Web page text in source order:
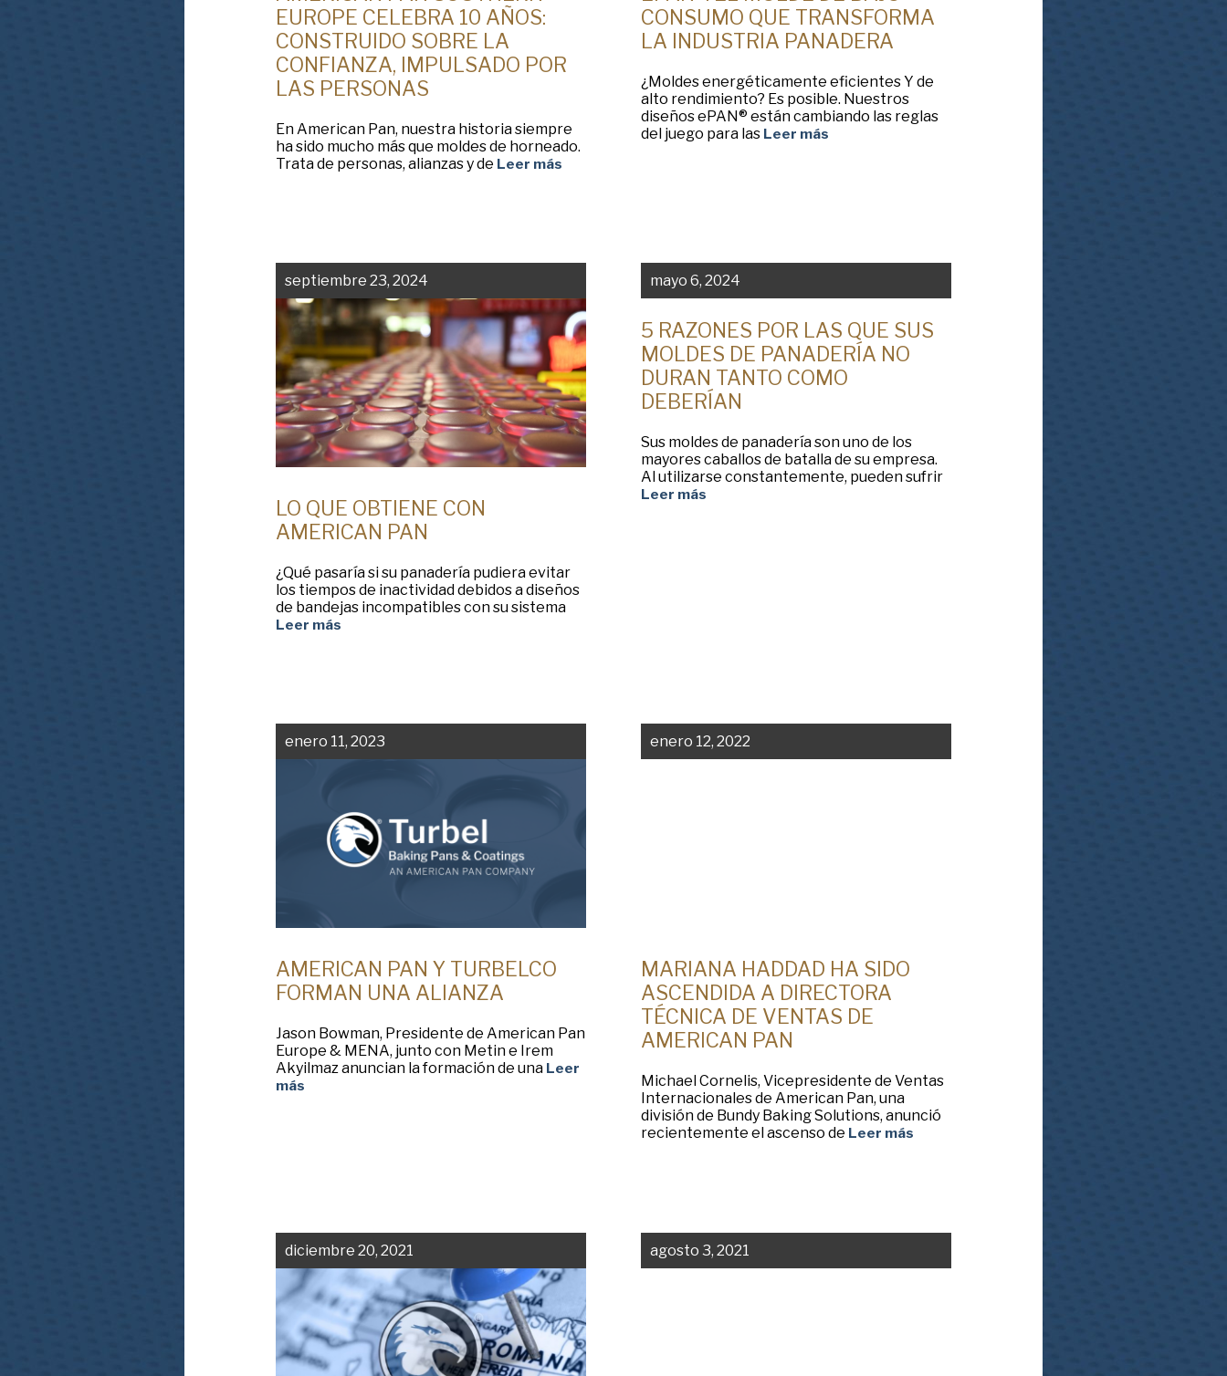
EUROPE CELEBRA 10 AÑOS:
CONSTRUIDO SOBRE LA
CONFIANZA, IMPULSADO POR
LAS PERSONAS
En American Pan, nuestra historia siempre
ha sido mucho más que moldes de horneado.
Trata de personas, alianzas y de Leer más
CONSUMO QUE TRANSFORMA
LA INDUSTRIA PANADERA
¿Moldes energéticamente eficientes Y de
alto rendimiento? Es posible. Nuestros
diseños ePAN® están cambiando las reglas
del juego para las Leer más
septiembre 23, 2024
LO QUE OBTIENE CON
AMERICAN PAN
¿Qué pasaría si su panadería pudiera evitar
los tiempos de inactividad debidos a diseños
de bandejas incompatibles con su sistema
Leer más
mayo 6, 2024
5 RAZONES POR LAS QUE SUS
MOLDES DE PANADERÍA NO
DURAN TANTO COMO
DEBERÍAN
Sus moldes de panadería son uno de los
mayores caballos de batalla de su empresa.
Al utilizarse constantemente, pueden sufrir
Leer más
enero 11, 2023
AMERICAN PAN Y TURBELCO
FORMAN UNA ALIANZA
Jason Bowman, Presidente de American Pan
Europe & MENA, junto con Metin e Irem
Akyilmaz anuncian la formación de una Leer
más
enero 12, 2022
MARIANA HADDAD HA SIDO
ASCENDIDA A DIRECTORA
TÉCNICA DE VENTAS DE
AMERICAN PAN
Michael Cornelis, Vicepresidente de Ventas
Internacionales de American Pan, una
división de Bundy Baking Solutions, anunció
recientemente el ascenso de Leer más
diciembre 20, 2021 agosto 3, 2021